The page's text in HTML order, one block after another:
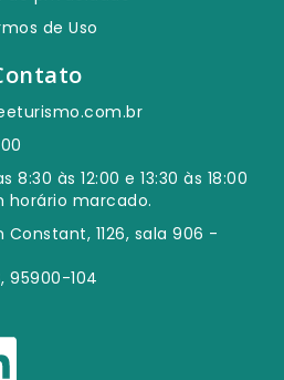
de Uso
8:30 às 12:00 e 13:30 às 18:00
horário marcado.
Constant, 1126, sala 906 -
95900-104